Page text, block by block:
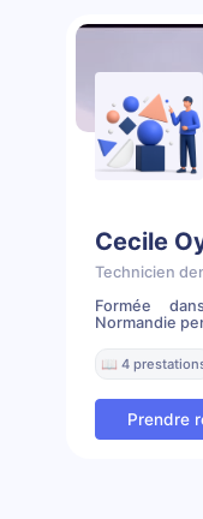
Cecile
Technicien
Formée
Normandie
📖 4
Prendre